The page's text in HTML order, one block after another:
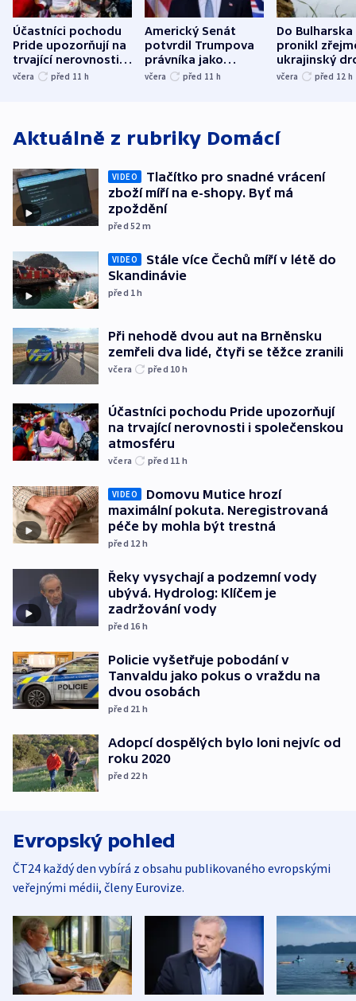
Účastníci pochodu
Pride upozorňují na
trvající nerovnosti i
společenskou
včera před 11 h
Americký Senát
potvrdil Trumpova
právníka jako
ministra
včera před 11 h
Do Bulharska
pronikl
ukrajinský
explodoval
včera před 12 h
Aktuálně z rubriky Domácí
VIDEO
Tlačítko pro snadné vrácení
zboží míří na e-shopy. Byť má
zpoždění
před 52 m
VIDEO
Stále více Čechů míří v létě do
Skandinávie
před 1h
Při nehodě dvou aut na Brněnsku
zemřeli dva lidé, čtyři se těžce zranili
včera před 10 h
Účastníci pochodu Pride upozorňují
na trvající nerovnosti i společenskou
atmosféru
včera před 11 h
VIDEO
Domovu Mutice hrozí
maximální pokuta. Neregistrovaná
péče by mohla být trestná
před 12 h
Řeky vysychají a podzemní vody
ubývá. Hydrolog: Klíčem je
zadržování vody
před 16 h
Policie vyšetřuje pobodání v
Tanvaldu jako pokus o vraždu na
dvou osobách
před 21 h
Adopcí dospělých bylo loni nejvíc od
roku 2020
před 22 h
Evropský pohled
ČT24 každý den vybírá z obsahu publikovaného evropskými
veřejnými médii, členy Eurovize.